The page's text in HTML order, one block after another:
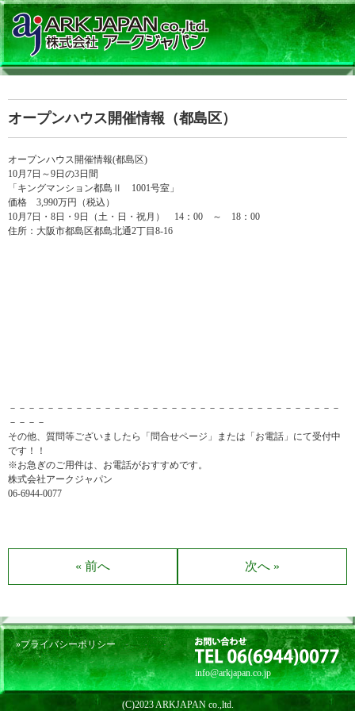
オープンハウス開催情報（都島区）
オープンハウス開催情報(都島区)
10月7日～9日の3日間
「キングマンション都島Ⅱ 1001号室」
価格 3,990万円（税込）
10月7日・8日・9日（土・日・祝月） 14：00 ～ 18：00
住所：大阪市都島区都島北通2丁目8-16
－－－－－－－－－－－－－－－－－－－－－－－－－－－－－－－－－－－
－－－－
その他、質問等ございましたら「問合せページ」または「お電話」にて受付中
です！！
※お急ぎのご用件は、お電話がおすすめです。
株式会社アークジャパン
06-6944-0077
« 前へ 次へ »
»プライバシーポリシー
info@arkjapan.co.jp
(C)2023 ARKJAPAN co.,ltd.